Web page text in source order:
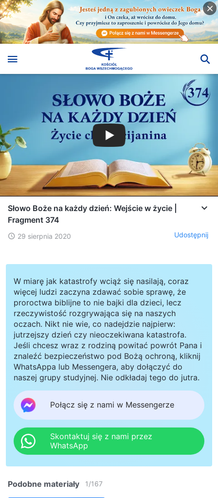
Słowo Boże na każdy dzień: Wejście w życie |
Fragment 374
29 sierpnia 2020 Udostępnij
W miarę jak katastrofy wciąż się nasilają, coraz
więcej ludzi zaczyna zdawać sobie sprawę, że
proroctwa biblijne to nie bajki dla dzieci, lecz
rzeczywistość rozgrywająca się na naszych
oczach. Nikt nie wie, co nadejdzie najpierw:
jutrzejszy dzień czy nieoczekiwana katastrofa.
Jeśli chcesz wraz z rodziną powitać powrót Pana i
znaleźć bezpieczeństwo pod Bożą ochroną, kliknij
WhatsAppa lub Messengera, aby dołączyć do
naszej grupy studyjnej. Nie odkładaj tego do jutra.
Połącz się z nami w Messengerze
Skontaktuj się z nami przez
WhatsApp
Podobne materiały 1/167